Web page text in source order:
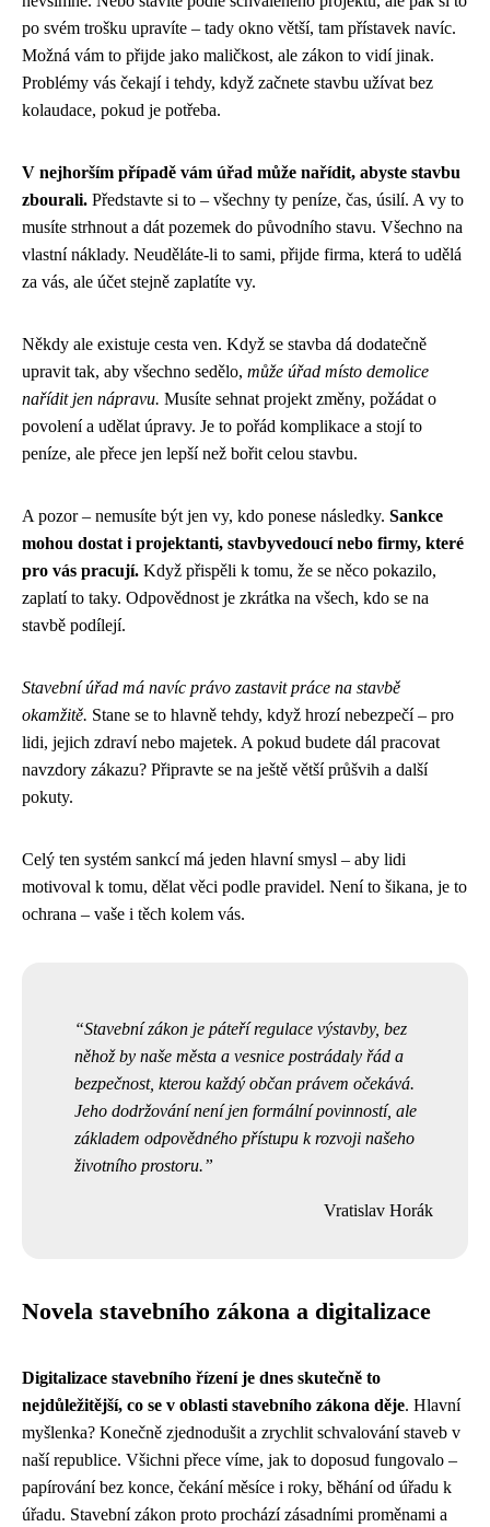
po svém trošku upravíte – tady okno větší, tam přístavek navíc.
Možná vám to přijde jako maličkost, ale zákon to vidí jinak.
Problémy vás čekají i tehdy, když začnete stavbu užívat bez
kolaudace, pokud je potřeba.
V nejhorším případě vám úřad může nařídit, abyste stavbu
zbourali. Představte si to – všechny ty peníze, čas, úsilí. A vy to
musíte strhnout a dát pozemek do původního stavu. Všechno na
vlastní náklady. Neuděláte-li to sami, přijde firma, která to udělá
za vás, ale účet stejně zaplatíte vy.
Někdy ale existuje cesta ven. Když se stavba dá dodatečně
upravit tak, aby všechno sedělo, může úřad místo demolice
nařídit jen nápravu. Musíte sehnat projekt změny, požádat o
povolení a udělat úpravy. Je to pořád komplikace a stojí to
peníze, ale přece jen lepší než bořit celou stavbu.
A pozor – nemusíte být jen vy, kdo ponese následky. Sankce
mohou dostat i projektanti, stavbyvedoucí nebo firmy, které
pro vás pracují. Když přispěli k tomu, že se něco pokazilo,
zaplatí to taky. Odpovědnost je zkrátka na všech, kdo se na
stavbě podílejí.
Stavební úřad má navíc právo zastavit práce na stavbě
okamžitě. Stane se to hlavně tehdy, když hrozí nebezpečí – pro
lidi, jejich zdraví nebo majetek. A pokud budete dál pracovat
navzdory zákazu? Připravte se na ještě větší průšvih a další
pokuty.
Celý ten systém sankcí má jeden hlavní smysl – aby lidi
motivoval k tomu, dělat věci podle pravidel. Není to šikana, je to
ochrana – vaše i těch kolem vás.
Stavební zákon je páteří regulace výstavby, bez
něhož by naše města a vesnice postrádaly řád a
bezpečnost, kterou každý občan právem očekává.
Jeho dodržování není jen formální povinností, ale
základem odpovědného přístupu k rozvoji našeho
životního prostoru.
Vratislav Horák
Novela stavebního zákona a digitalizace
Digitalizace stavebního řízení je dnes skutečně to
nejdůležitější, co se v oblasti stavebního zákona děje. Hlavní
myšlenka? Konečně zjednodušit a zrychlit schvalování staveb v
naší republice. Všichni přece víme, jak to doposud fungovalo –
papírování bez konce, čekání měsíce i roky, běhání od úřadu k
úřadu. Stavební zákon proto prochází zásadními proměnami a